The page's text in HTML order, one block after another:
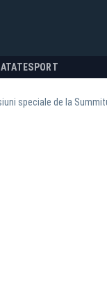
SPORT
speciale de la